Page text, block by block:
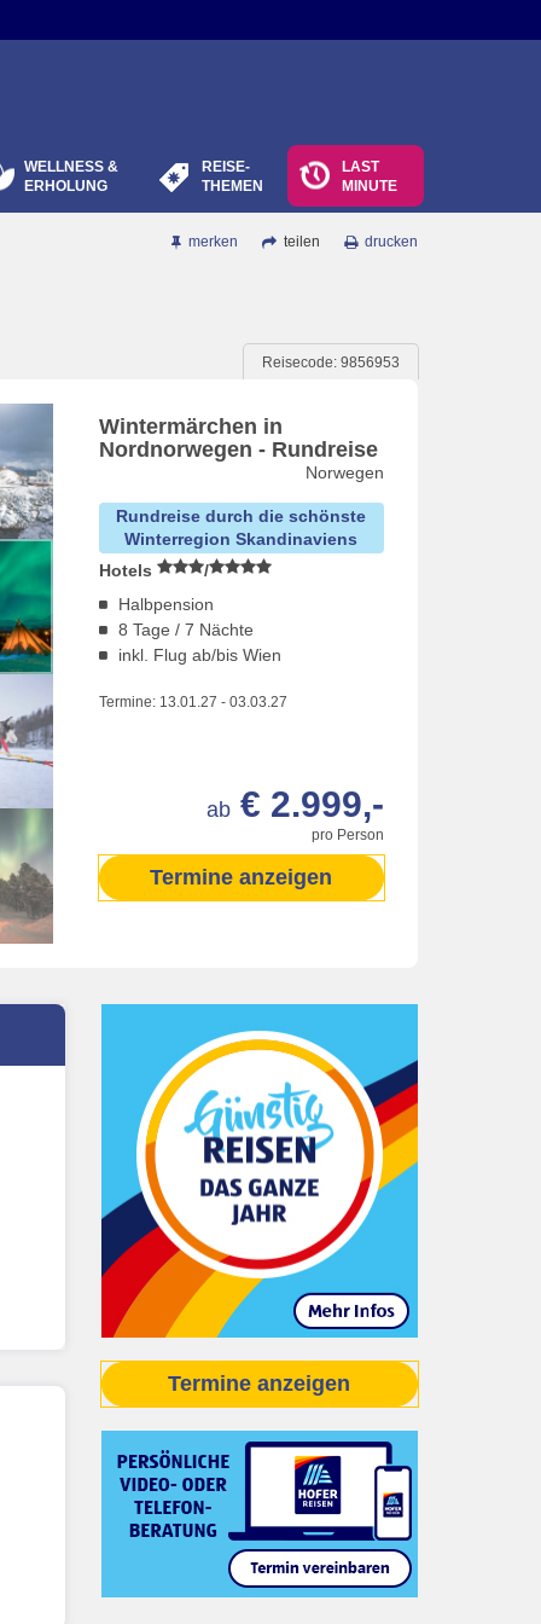
WELLNESS &
ERHOLUNG
REISE-
THEMEN
LAST
MINUTE
drucken
teilen
merken
Reisecode: 9856953
Wintermärchen in
Nordnorwegen - Rundreise
Norwegen
Rundreise durch die schönste
Winterregion Skandinaviens
Hotels
/
Halbpension
8 Tage / 7 Nächte
inkl. Flug ab/bis Wien
Termine: 13.01.27 - 03.03.27
pro Person
ab € 2.999,-
Termine anzeigen
Termine anzeigen